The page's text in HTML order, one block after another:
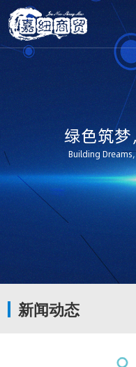
绿色筑
Building
新闻动态